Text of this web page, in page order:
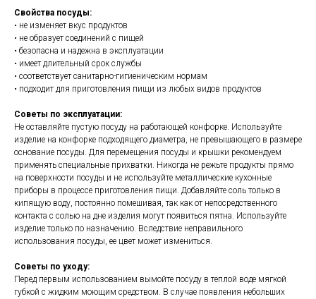
Свойства посуды:
• не изменяет вкус продуктов
• не образует соединений с пищей
• безопасна и надежна в эксплуатации
• имеет длительный срок службы
• соответствует санитарно-гигиеническим нормам
• подходит для приготовления пищи из любых видов продуктов
Советы по эксплуатации:
Не оставляйте пустую посуду на работающей конфорке. Используйте
изделие на конфорке подходящего диаметра, не превышающего в размере
основание посуды. Для перемещения посуды и крышки рекомендуем
применять специальные прихватки. Никогда не режьте продукты прямо
на поверхности посуды и не используйте металлические кухонные
приборы в процессе приготовления пищи. Добавляйте соль только в
кипящую воду, постоянно помешивая, так как от непосредственного
контакта с солью на дне изделия могут появиться пятна. Используйте
изделие только по назначению. Вследствие неправильного
использования посуды, ее цвет может измениться.
Советы по уходу:
Перед первым использованием вымойте посуду в теплой воде мягкой
губкой c жидким моющим средством. В случае появления небольших